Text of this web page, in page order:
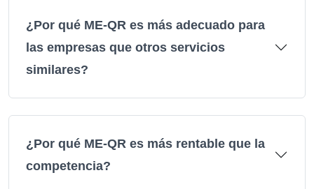
¿Por qué ME-QR es más adecuado para
las empresas que otros servicios
similares?
¿Por qué ME-QR es más rentable que la
competencia?